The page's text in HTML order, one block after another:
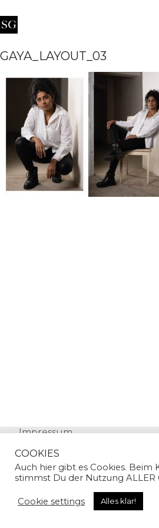
GAYA_LAYOUT_03
Impressum
© Copyright 2024 | Sandra
COOKIES
Auch hier gibt es Cookies. Beim
stimmst Du der Nutzung ALLER
Cookie settings Alles klar!